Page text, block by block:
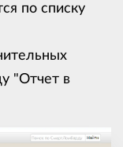
по списку
"Отчет в